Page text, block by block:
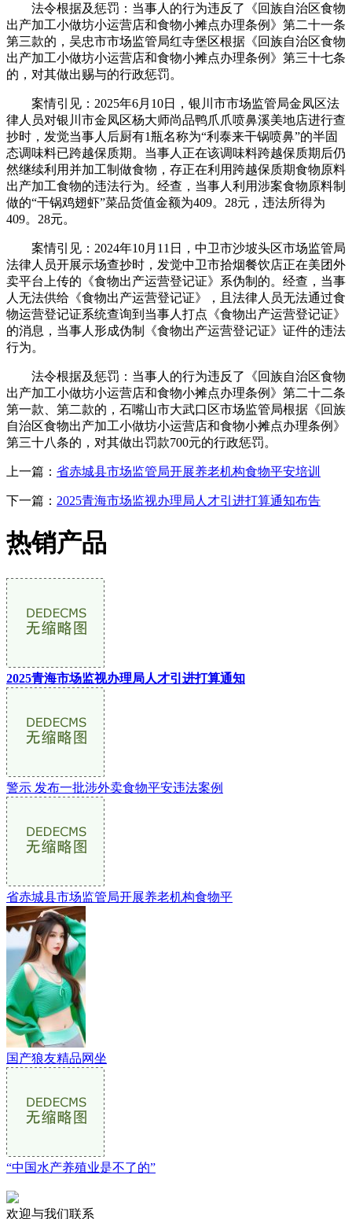
法令根据及惩罚：当事人的行为违反了《回族自治区食物
出产加工小做坊小运营店和食物小摊点办理条例》第二十一条
第三款的，吴忠市市场监管局红寺堡区根据《回族自治区食物
出产加工小做坊小运营店和食物小摊点办理条例》第三十七条
的，对其做出赐与的行政惩罚。
案情引见：2025年6月10日，银川市市场监管局金凤区法
律人员对银川市金凤区杨大师尚品鸭爪爪喷鼻溪美地店进行查
抄时，发觉当事人后厨有1瓶名称为“利泰来干锅喷鼻”的半固
态调味料已跨越保质期。当事人正在该调味料跨越保质期后仍
然继续利用并加工制做食物，存正在利用跨越保质期食物原料
出产加工食物的违法行为。经查，当事人利用涉案食物原料制
做的“干锅鸡翅虾”菜品货值金额为409。28元，违法所得为
409。28元。
案情引见：2024年10月11日，中卫市沙坡头区市场监管局
法律人员开展示场查抄时，发觉中卫市拾烟餐饮店正在美团外
卖平台上传的《食物出产运营登记证》系伪制的。经查，当事
人无法供给《食物出产运营登记证》，且法律人员无法通过食
物运营登记证系统查询到当事人打点《食物出产运营登记证》
的消息，当事人形成伪制《食物出产运营登记证》证件的违法
行为。
法令根据及惩罚：当事人的行为违反了《回族自治区食物
出产加工小做坊小运营店和食物小摊点办理条例》第二十二条
第一款、第二款的，石嘴山市大武口区市场监管局根据《回族
自治区食物出产加工小做坊小运营店和食物小摊点办理条例》
第三十八条的，对其做出罚款700元的行政惩罚。
上一篇： 省赤城县市场监管局开展养老机构食物平安培训
下一篇： 2025青海市场监视办理局人才引进打算通知布告
热销产品
2025青海市场监视办理局人才引进打算通知
警示 发布一批涉外卖食物平安违法案例
省赤城县市场监管局开展养老机构食物平
国产狼友精品网坐
“中国水产养殖业是不了的”
欢迎与我们联系